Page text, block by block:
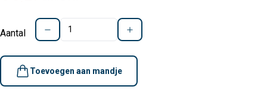
Aantal
Toevoegen aan mandje